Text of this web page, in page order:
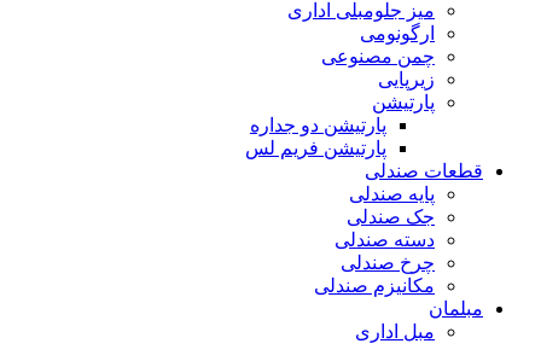
میز جلومبلی اداری
ارگونومی
چمن مصنوعی
زیرپایی
پارتیشن
پارتیشن دو جداره
پارتیشن فریم لس
قطعات صندلی
پایه صندلی
جک صندلی
دسته صندلی
چرخ صندلی
مکانیزم صندلی
مبلمان
مبل اداری